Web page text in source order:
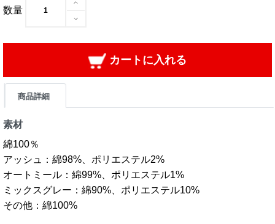
数量
カートに入れる
商品詳細
素材
綿100％
アッシュ：綿98%、ポリエステル2%
オートミール：綿99%、ポリエステル1%
ミックスグレー：綿90%、ポリエステル10%
その他：綿100%